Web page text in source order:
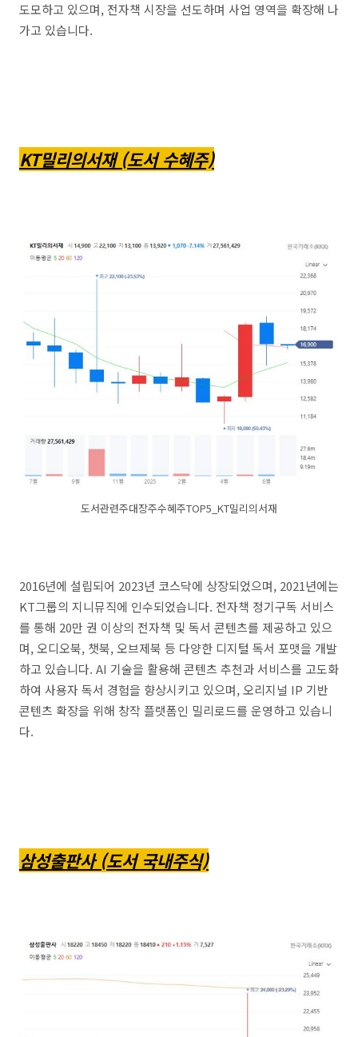
도모하고 있으며, 전자책 시장을 선도하며 사업 영역을 확장해 나
가고 있습니다.
KT밀리의서재 (도서 수혜주)
도서관련주대장주수혜주TOP5_KT밀리의서재
2016년에 설립되어 2023년 코스닥에 상장되었으며, 2021년에는
KT그룹의 지니뮤직에 인수되었습니다. 전자책 정기구독 서비스
를 통해 20만 권 이상의 전자책 및 독서 콘텐츠를 제공하고 있으
며, 오디오북, 챗북, 오브제북 등 다양한 디지털 독서 포맷을 개발
하고 있습니다. AI 기술을 활용해 콘텐츠 추천과 서비스를 고도화
하여 사용자 독서 경험을 향상시키고 있으며, 오리지널 IP 기반
콘텐츠 확장을 위해 창작 플랫폼인 밀리로드를 운영하고 있습니
다.
삼성출판사 (도서 국내주식)